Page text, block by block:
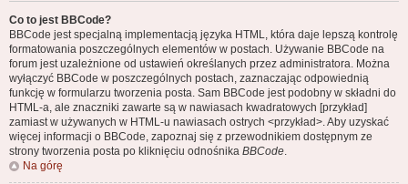
Co to jest BBCode?
BBCode jest specjalną implementacją języka HTML, która daje lepszą kontrolę
formatowania poszczególnych elementów w postach. Używanie BBCode na
forum jest uzależnione od ustawień określanych przez administratora. Można
wyłączyć BBCode w poszczególnych postach, zaznaczając odpowiednią
funkcję w formularzu tworzenia posta. Sam BBCode jest podobny w składni do
HTML-a, ale znaczniki zawarte są w nawiasach kwadratowych [przykład]
zamiast w używanych w HTML-u nawiasach ostrych <przykład>. Aby uzyskać
więcej informacji o BBCode, zapoznaj się z przewodnikiem dostępnym ze
strony tworzenia posta po kliknięciu odnośnika BBCode.
Na górę